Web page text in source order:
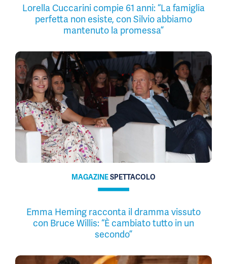
Lorella Cuccarini compie 61 anni: “La famiglia
perfetta non esiste, con Silvio abbiamo
mantenuto la promessa”
MAGAZINESPETTACOLO
Emma Heming racconta il dramma vissuto
con Bruce Willis: “È cambiato tutto in un
secondo”